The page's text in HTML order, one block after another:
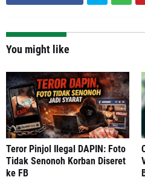
You might like
Teror Pinjol Ilegal DAPIN: Foto
Tidak Senonoh Korban Diseret
ke FB